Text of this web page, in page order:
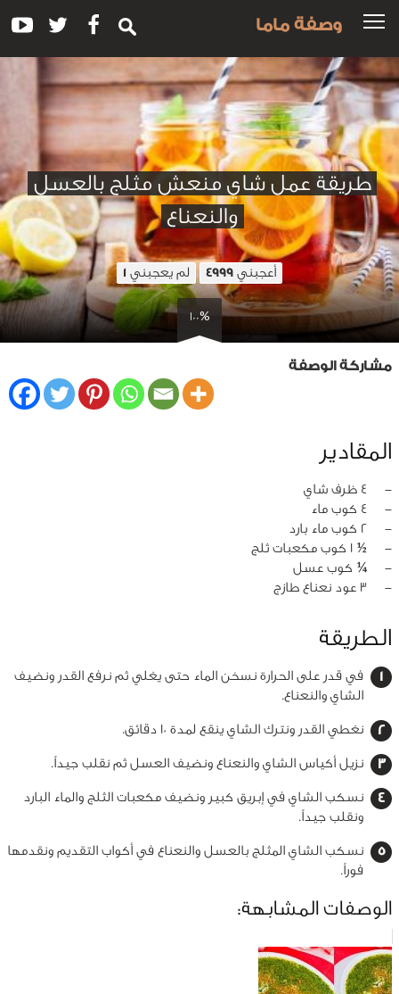
وصفة ماما
طريقة عمل شاي منعش مثلج بالعسل
والنعناع
أعجبني 4999 لم يعجبني 1
100%
مشاركة الوصفة
المقادير
‏-
4 ظرف شاي
‏-
4 كوب ماء
‏-
2 كوب ماء بارد
‏-
½ 1 كوب مكعبات ثلج
‏-
¼ كوب عسل
‏-
3 عود نعناع طازج
الطريقة
في قدر على الحرارة نسخن الماء حتى يغلي ثم نرفع القدر ونضيف
الشاي والنعناع.
نغطي القدر ونترك الشاي ينقع لمدة 10 دقائق.
نزيل أكياس الشاي والنعناع ونضيف العسل ثم نقلب جيداً.
نسكب الشاي في إبريق كبير ونضيف مكعبات الثلج والماء البارد
ونقلب جيداً.
نسكب الشاي المثلج بالعسل والنعناع في أكواب التقديم ونقدمها
فوراً.
الوصفات المشابهة: